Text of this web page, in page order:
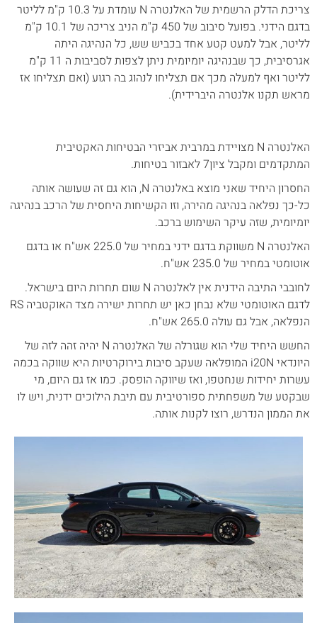
צריכת הדלק הרשמית של האלנטרה N עומדת על 10.3 ק"מ לליטר
בדגם הידני. בפועל סיבוב של 450 ק"מ הניב צריכה של 10.1 ק"מ
לליטר, אבל למעט קטע אחד בכביש שש, כל הנהיגה היתה
אגרסיבית, כך שבנהיגה יומיומית ניתן לצפות לסביבות ה 11 ק"מ
לליטר ואף למעלה מכך אם תצליחו לנהוג בה רגוע (ואם תצליחו אז
מראש תקנו אלנטרה היברידית).
האלנטרה N מצויידת במרבית אביזרי הבטיחות האקטיבית
המתקדמים ומקבל ציון7 לאבזור בטיחות.
החסרון היחיד שאני מוצא באלנטרה N, הוא גם זה שעושה אותה
כל-כך נפלאה בנהיגה מהירה, וזו הקשיחות היחסית של הרכב בנהיגה
יומיומית, שזה עיקר השימוש ברכב.
האלנטרה N משווקת בדגם ידני במחיר של 225.0 אש"ח או בדגם
אוטומטי במחיר של 235.0 אש"ח.
לחובבי התיבה הידנית אין לאלנטרה N שום תחרות היום בישראל.
לדגם האוטומטי שלא נבחן כאן יש תחרות ישירה מצד האוקטביה RS
הנפלאה, אבל גם עולה 265.0 אש"ח.
החשש היחיד שלי הוא שגורלה של האלנטרה N יהיה זהה לזה של
היונדאי i20N המופלאה שעקב סיבות בירוקרטיות היא שווקה בכמה
עשרות יחידות שנחטפו, ואז שיווקה הופסק. כמו אז גם היום, מי
שבקטע של משפחתית ספורטיבית עם תיבת הילוכים ידנית, ויש לו
את הממון הנדרש, רוצו לקנות אותה.